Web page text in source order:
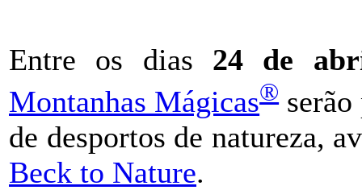
Entre os dias 24 de
Montanhas Mágicas®serão
de desportos de natureza,
Beck to Nature.